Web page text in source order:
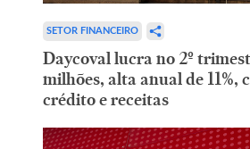
SETOR FINANCEIRO
Daycoval lucra no 2º
milhões, alta anual de 11%,
crédito e receitas